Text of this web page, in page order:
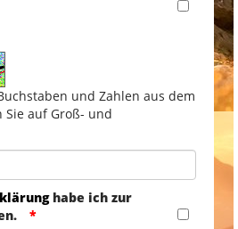
und Zahlen aus dem
auf Groß- und
habe ich zur